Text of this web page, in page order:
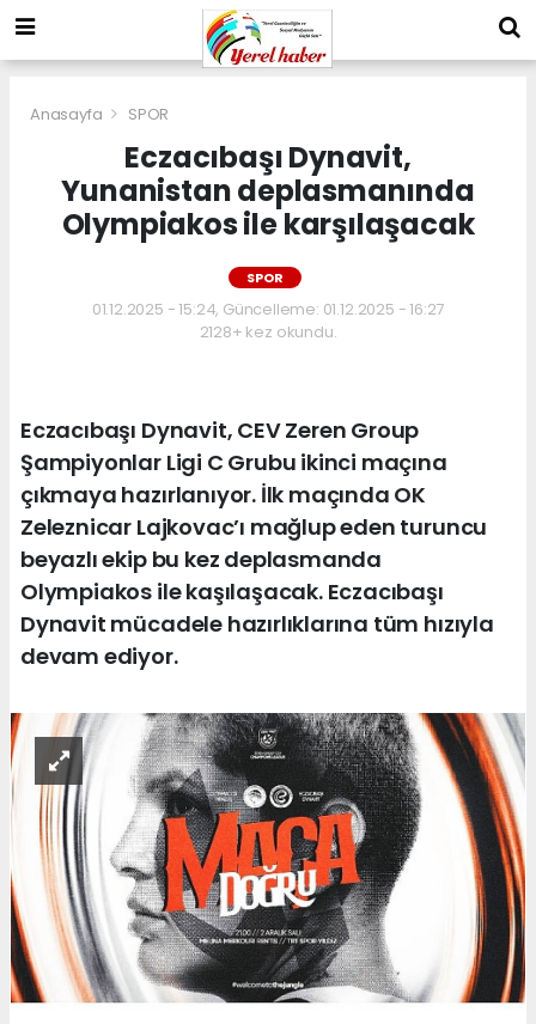
Anasayfa SPOR
Eczacıbaşı Dynavit,
Yunanistan deplasmanında
Olympiakos ile karşılaşacak
SPOR
01.12.2025 - 15:24, Güncelleme: 01.12.2025 - 16:27
2128+ kez okundu.
Eczacıbaşı Dynavit, CEV Zeren Group
Şampiyonlar Ligi C Grubu ikinci maçına
çıkmaya hazırlanıyor. İlk maçında OK
Zeleznicar Lajkovac’ı mağlup eden turuncu
beyazlı ekip bu kez deplasmanda
Olympiakos ile kaşılaşacak. Eczacıbaşı
Dynavit mücadele hazırlıklarına tüm hızıyla
devam ediyor.